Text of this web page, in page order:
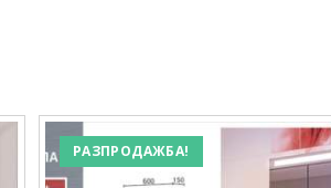
РАЗПРОДАЖБА!